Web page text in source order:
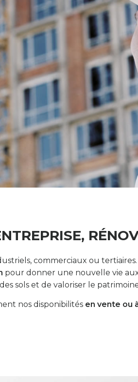
commerciaux ou
pour donner une nouvelle vie
sols et de valoriser le
nos disponibilités en vente ou